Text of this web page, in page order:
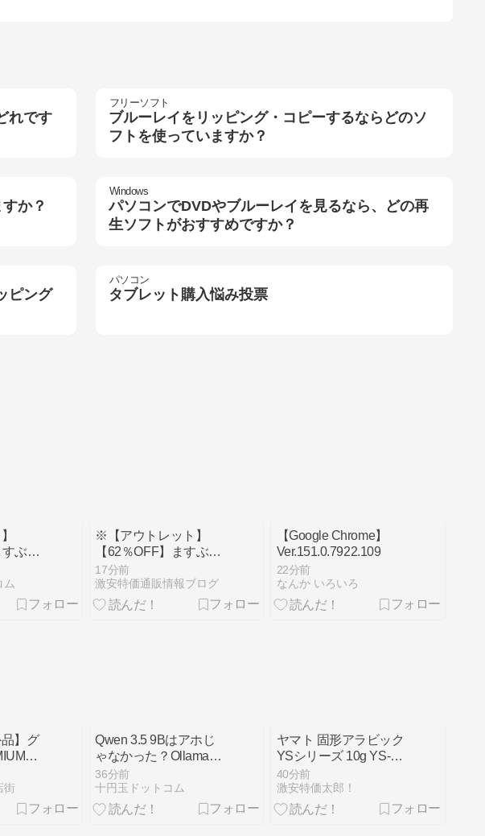
れです
フリーソフト
ブルーレイをリッピング・コピーするならどのソ
フトを使っていますか？
か？
Windows
パソコンでDVDやブルーレイを見るなら、どの再
生ソフトがおすすめですか？
ピング
パソコン
タブレット購入悩み投票
すぶち
茶
ム
※【アウトレット】
【62％OFF】ますぶち
園 農家より直送緑茶
150g 302円！
17分前
激安特価通販情報ブログ
【Google Chrome】
Ver.151.0.7922.109
22分前
なんか いろいろ
品】グ
込
)
街
Qwen 3.5 9Bはアホじ
ゃなかった？Ollamaの
Thinkingを自動切替し
てローカルLLMを高
速・高精度化
36分前
十円玉ドットコム
ヤマト 固形アラビック
YSシリーズ 10g YS-8
が79円！
40分前
激安特価太郎！